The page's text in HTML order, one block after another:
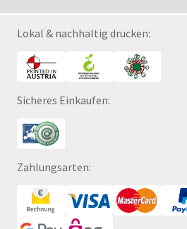
Lokal & nachhaltig drucken:
Sicheres Einkaufen:
Zahlungsarten: